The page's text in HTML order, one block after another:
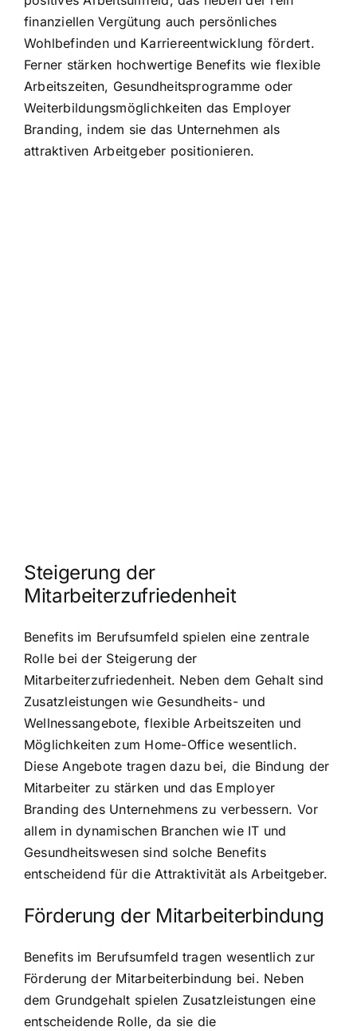
finanziellen Vergütung auch persönliches
Wohlbefinden und Karriereentwicklung fördert.
Ferner stärken hochwertige Benefits wie flexible
Arbeitszeiten, Gesundheitsprogramme oder
Weiterbildungsmöglichkeiten das Employer
Branding, indem sie das Unternehmen als
attraktiven Arbeitgeber positionieren.
Steigerung der
Mitarbeiterzufriedenheit
Benefits im Berufsumfeld spielen eine zentrale
Rolle bei der Steigerung der
Mitarbeiterzufriedenheit. Neben dem Gehalt sind
Zusatzleistungen wie Gesundheits- und
Wellnessangebote, flexible Arbeitszeiten und
Möglichkeiten zum Home-Office wesentlich.
Diese Angebote tragen dazu bei, die Bindung der
Mitarbeiter zu stärken und das Employer
Branding des Unternehmens zu verbessern. Vor
allem in dynamischen Branchen wie IT und
Gesundheitswesen sind solche Benefits
entscheidend für die Attraktivität als Arbeitgeber.
Förderung der Mitarbeiterbindung
Benefits im Berufsumfeld tragen wesentlich zur
Förderung der Mitarbeiterbindung bei. Neben
dem Grundgehalt spielen Zusatzleistungen eine
entscheidende Rolle, da sie die